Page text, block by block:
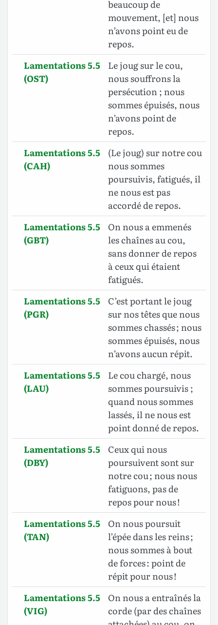
beaucoup de
mouvement, [et] nous
n’avons point eu de
repos.
Lamentations 5.5
(OST)
Le joug sur le cou,
nous souffrons la
persécution ; nous
sommes épuisés, nous
n’avons point de
repos.
Lamentations 5.5
(CAH)
(Le joug) sur notre cou
nous sommes
poursuivis, fatigués, il
ne nous est pas
accordé de repos.
Lamentations 5.5
(GBT)
On nous a emmenés
les chaînes au cou,
sans donner de repos
à ceux qui étaient
fatigués.
Lamentations 5.5
(PGR)
C’est portant le joug
sur nos têtes que nous
sommes chassés ; nous
sommes épuisés, nous
n’avons aucun répit.
Lamentations 5.5
(LAU)
Le cou chargé, nous
sommes poursuivis ;
quand nous sommes
lassés, il ne nous est
point donné de repos.
Lamentations 5.5
(DBY)
Ceux qui nous
poursuivent sont sur
notre cou ; nous nous
fatiguons, pas de
repos pour nous !
Lamentations 5.5
(TAN)
On nous poursuit
l’épée dans les reins ;
nous sommes à bout
de forces : point de
répit pour nous !
Lamentations 5.5
(VIG)
On nous a entraînés la
corde (par des chaînes